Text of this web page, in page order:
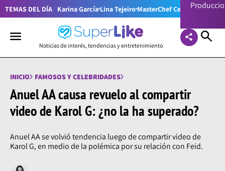
TEMAS DEL DÍA Karina García Lina Tejeiro MasterChef Celebrity
Noticias de interés, tendencias y entretenimiento
INICIO FAMOSOS Y CELEBRIDADES
Anuel AA causa revuelo al compartir
video de Karol G: ¿no la ha superado?
Anuel AA se volvió tendencia luego de compartir video de
Karol G, en medio de la polémica por su relación con Feid.